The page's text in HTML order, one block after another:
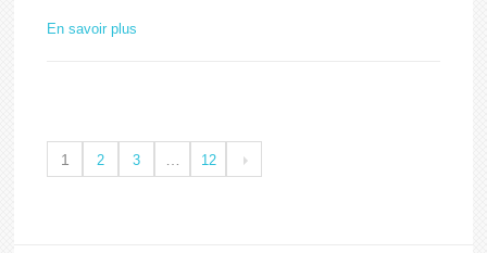
En savoir plus
1 2 3 … 12